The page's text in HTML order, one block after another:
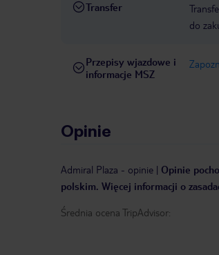
Transfer
do
Przepisy wjazdowe i
informacje MSZ
Opinie
Admiral Plaza - opinie | Opinie
polskim. Więcej informacji o
Średnia ocena TripAdvisor: